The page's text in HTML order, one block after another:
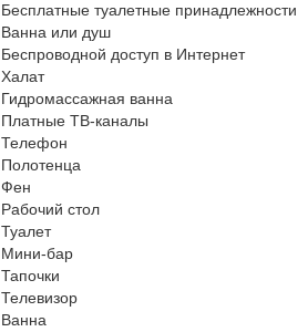
Бесплатные туалетные принадлежности
Ванна или душ
Беспроводной доступ в Интернет
Халат
Гидромассажная ванна
Платные ТВ-каналы
Телефон
Полотенца
Фен
Рабочий стол
Туалет
Мини-бар
Тапочки
Телевизор
Ванна